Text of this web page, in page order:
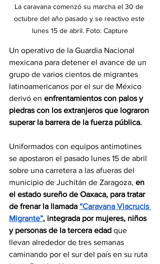
La caravana comenzó su marcha el 30 de
octubre del año pasado y se reactivo este
lunes 15 de abril. Foto: Capture
Un operativo de la Guardia Nacional
mexicana para detener el avance de un
grupo de varios cientos de migrantes
latinoamericanos por el sur de México
derivó en enfrentamientos con palos y
piedras con los extranjeros que lograron
superar la barrera de la fuerza pública.
Uniformados con equipos antimotines
se apostaron el pasado lunes 15 de abril
sobre una carretera a las afueras del
municipio de Juchitán de Zaragoza, en
el estado sureño de Oaxaca, para tratar
de frenar la llamada “Caravana Viacrucis
Migrante”, integrada por mujeres, niños
y personas de la tercera edad que
llevan alrededor de tres semanas
caminando por el sur del país en su ruta